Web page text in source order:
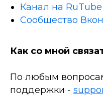
Канал на RuTube
Сообщество
Как со мной
По любым
поддержки -